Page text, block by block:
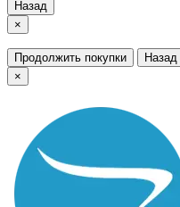
Назад
×
Продолжить покупки
Назад
×